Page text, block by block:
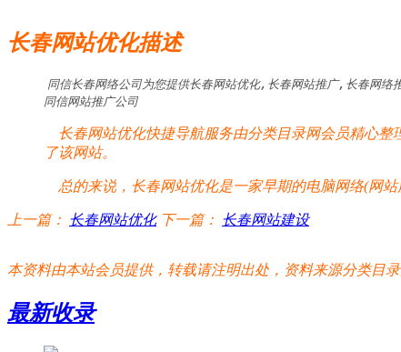
长春网站优化描述
同信长春网络公司为您提供长春网站优化,长春网站推广,长春
同信网站推广公司
长春网站优化快捷导航服务由分类目录网会员精心整
了该网站。
总的来说，长春网站优化是一家早期的电脑网络(网站
上一篇： 长春网站优化 下一篇： 长春网站建设
本资料由本站会员提供，转载请注明出处，资料来源分类目录
最新收录